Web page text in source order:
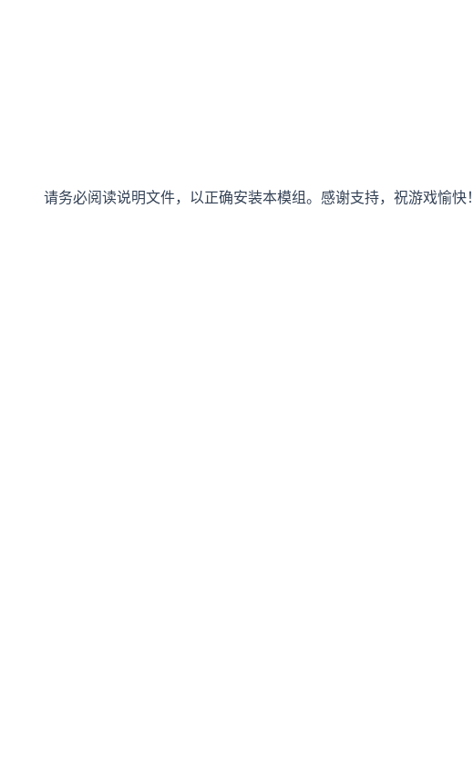
请务必阅读说明文件，以正确安装本模组。感谢支持，祝游戏愉快！